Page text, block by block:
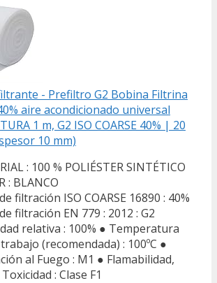
- Prefiltro G2 Bobina Filtrina
aire acondicionado universal
1 m, G2 ISO COARSE 40% | 20
10 mm)
: 100 % POLIÉSTER SINTÉTICO
: BLANCO
filtración ISO COARSE 16890 : 40%
filtración EN 779 : 2012 : G2
relativa : 100% ● Temperatura
(recomendada) : 100ºC ●
al Fuego : M1 ● Flamabilidad,
: Clase F1